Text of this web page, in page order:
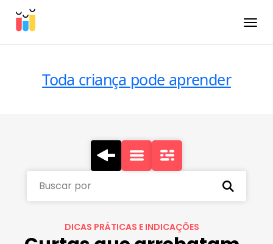
Toda criança pode aprender
Buscar por
DICAS PRÁTICAS E INDICAÇÕES